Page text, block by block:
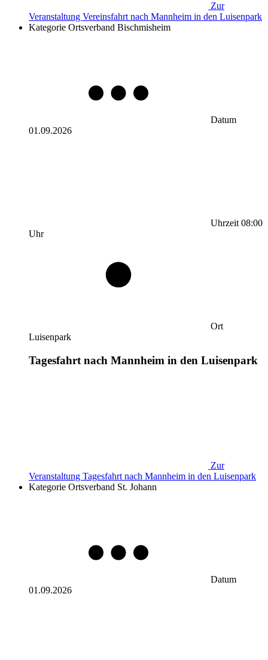
Zur
Veranstaltung Vereinsfahrt nach Mannheim in den Luisenpark
Kategorie Ortsverband Bischmisheim
Datum
01.09.2026
Uhrzeit 08:00
Uhr
Ort
Luisenpark
Tagesfahrt nach Mannheim in den Luisenpark
Zur
Veranstaltung Tagesfahrt nach Mannheim in den Luisenpark
Kategorie Ortsverband St. Johann
Datum
01.09.2026